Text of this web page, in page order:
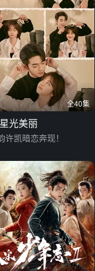
全40集
光美丽
许凯暗恋奔现！